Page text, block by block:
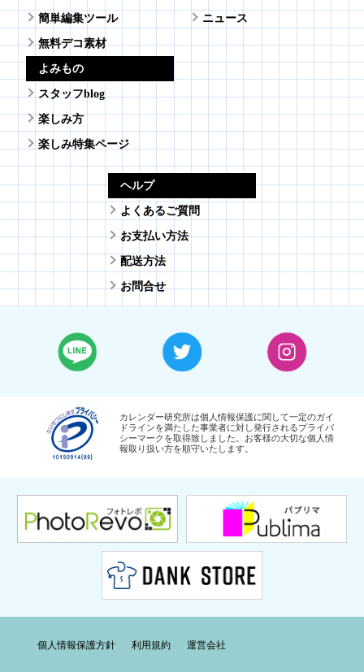
簡単編集ツール
無料デコ素材
よみもの
スタッフblog
楽しみ方
楽しみ特集ページ
ニュース
ヘルプ
よくあるご質問
お支払い方法
配送方法
お問合せ
カレンダー研究所は個人情報保護に関して一定のガイ
ドラインを満たした事業者に対し発行されるプライバ
シーマークを取得致しました。お客様の大切な個人情
報取り扱い方を順守いたします。
個人情報保護方針 利用規約 運営会社